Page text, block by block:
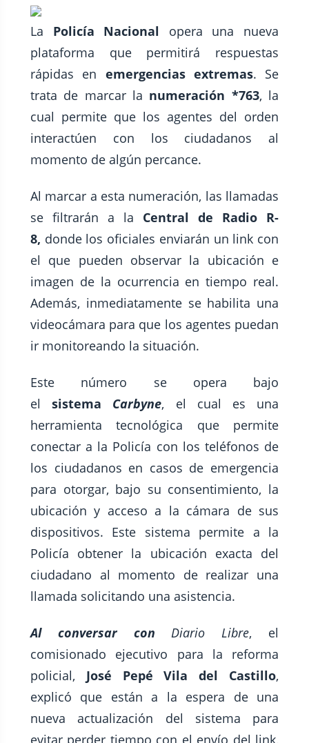
La Policía Nacional opera una nueva
plataforma que permitirá respuestas
rápidas en emergencias extremas. Se
trata de marcar la numeración *763, la
cual permite que los agentes del orden
interactúen con los ciudadanos al
momento de algún percance.
Al marcar a esta numeración, las llamadas
se filtrarán a la Central de Radio R-
8, donde los oficiales enviarán un link con
el que pueden observar la ubicación e
imagen de la ocurrencia en tiempo real.
Además, inmediatamente se habilita una
videocámara para que los agentes puedan
ir monitoreando la situación.
Este número se opera bajo
elsistema Carbyne, el cual es una
herramienta tecnológica que permite
conectar a la Policía con los teléfonos de
los ciudadanos en casos de emergencia
para otorgar, bajo su consentimiento, la
ubicación y acceso a la cámara de sus
dispositivos. Este sistema permite a la
Policía obtener la ubicación exacta del
ciudadano al momento de realizar una
llamada solicitando una asistencia.
Al conversar con Diario Libre, el
comisionado ejecutivo para la reforma
policial, José Pepé Vila del Castillo,
explicó que están a la espera de una
nueva actualización del sistema para